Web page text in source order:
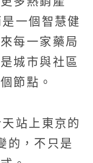
一個智慧健
每一家藥局
城市與社區
節點。
站上東京的
的，不只是